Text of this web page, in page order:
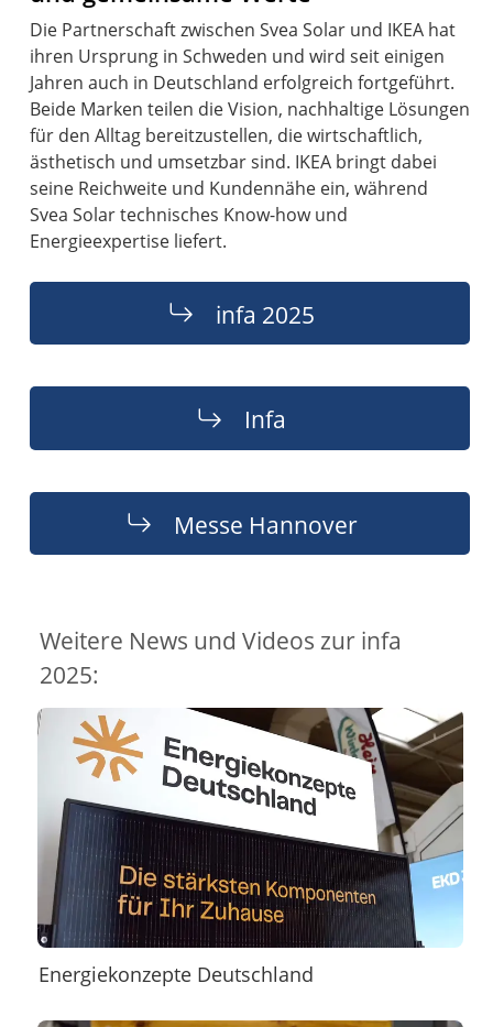
Die Partnerschaft zwischen Svea Solar und IKEA hat
ihren Ursprung in Schweden und wird seit einigen
Jahren auch in Deutschland erfolgreich fortgeführt.
Beide Marken teilen die Vision, nachhaltige Lösungen
für den Alltag bereitzustellen, die wirtschaftlich,
ästhetisch und umsetzbar sind. IKEA bringt dabei
seine Reichweite und Kundennähe ein, während
Svea Solar technisches Know-how und
Energieexpertise liefert.
infa 2025
Infa
Messe Hannover
Weitere News und Videos zur infa
2025:
Energiekonzepte Deutschland